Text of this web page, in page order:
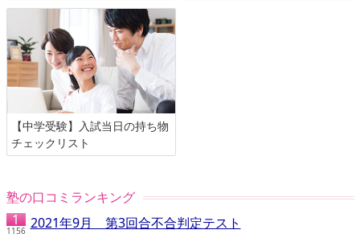
【中学受験】入試当日の持ち物
チェックリスト
塾の口コミランキング
1156 2021年9月 第3回合不合判定テスト